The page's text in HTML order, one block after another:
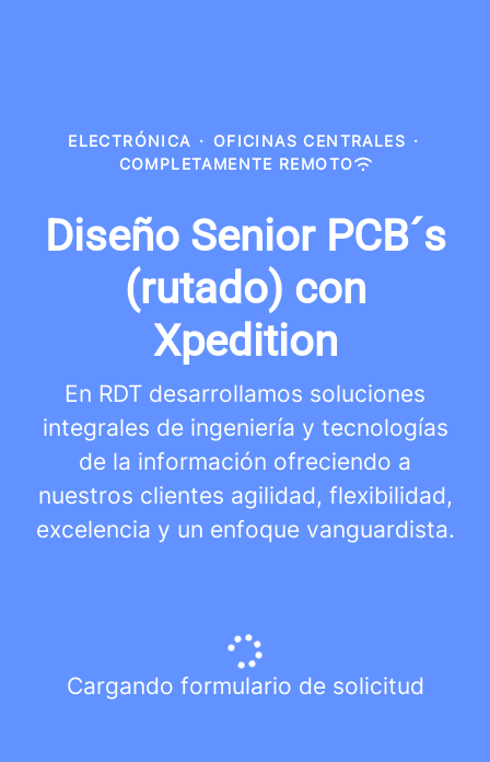
ELECTRÓNICA · OFICINAS CENTRALES ·
COMPLETAMENTE REMOTO
Diseño Senior PCB´s
(rutado) con
Xpedition
En RDT desarrollamos soluciones
integrales de ingeniería y tecnologías
de la información ofreciendo a
nuestros clientes agilidad, flexibilidad,
excelencia y un enfoque vanguardista.
Cargando formulario de solicitud